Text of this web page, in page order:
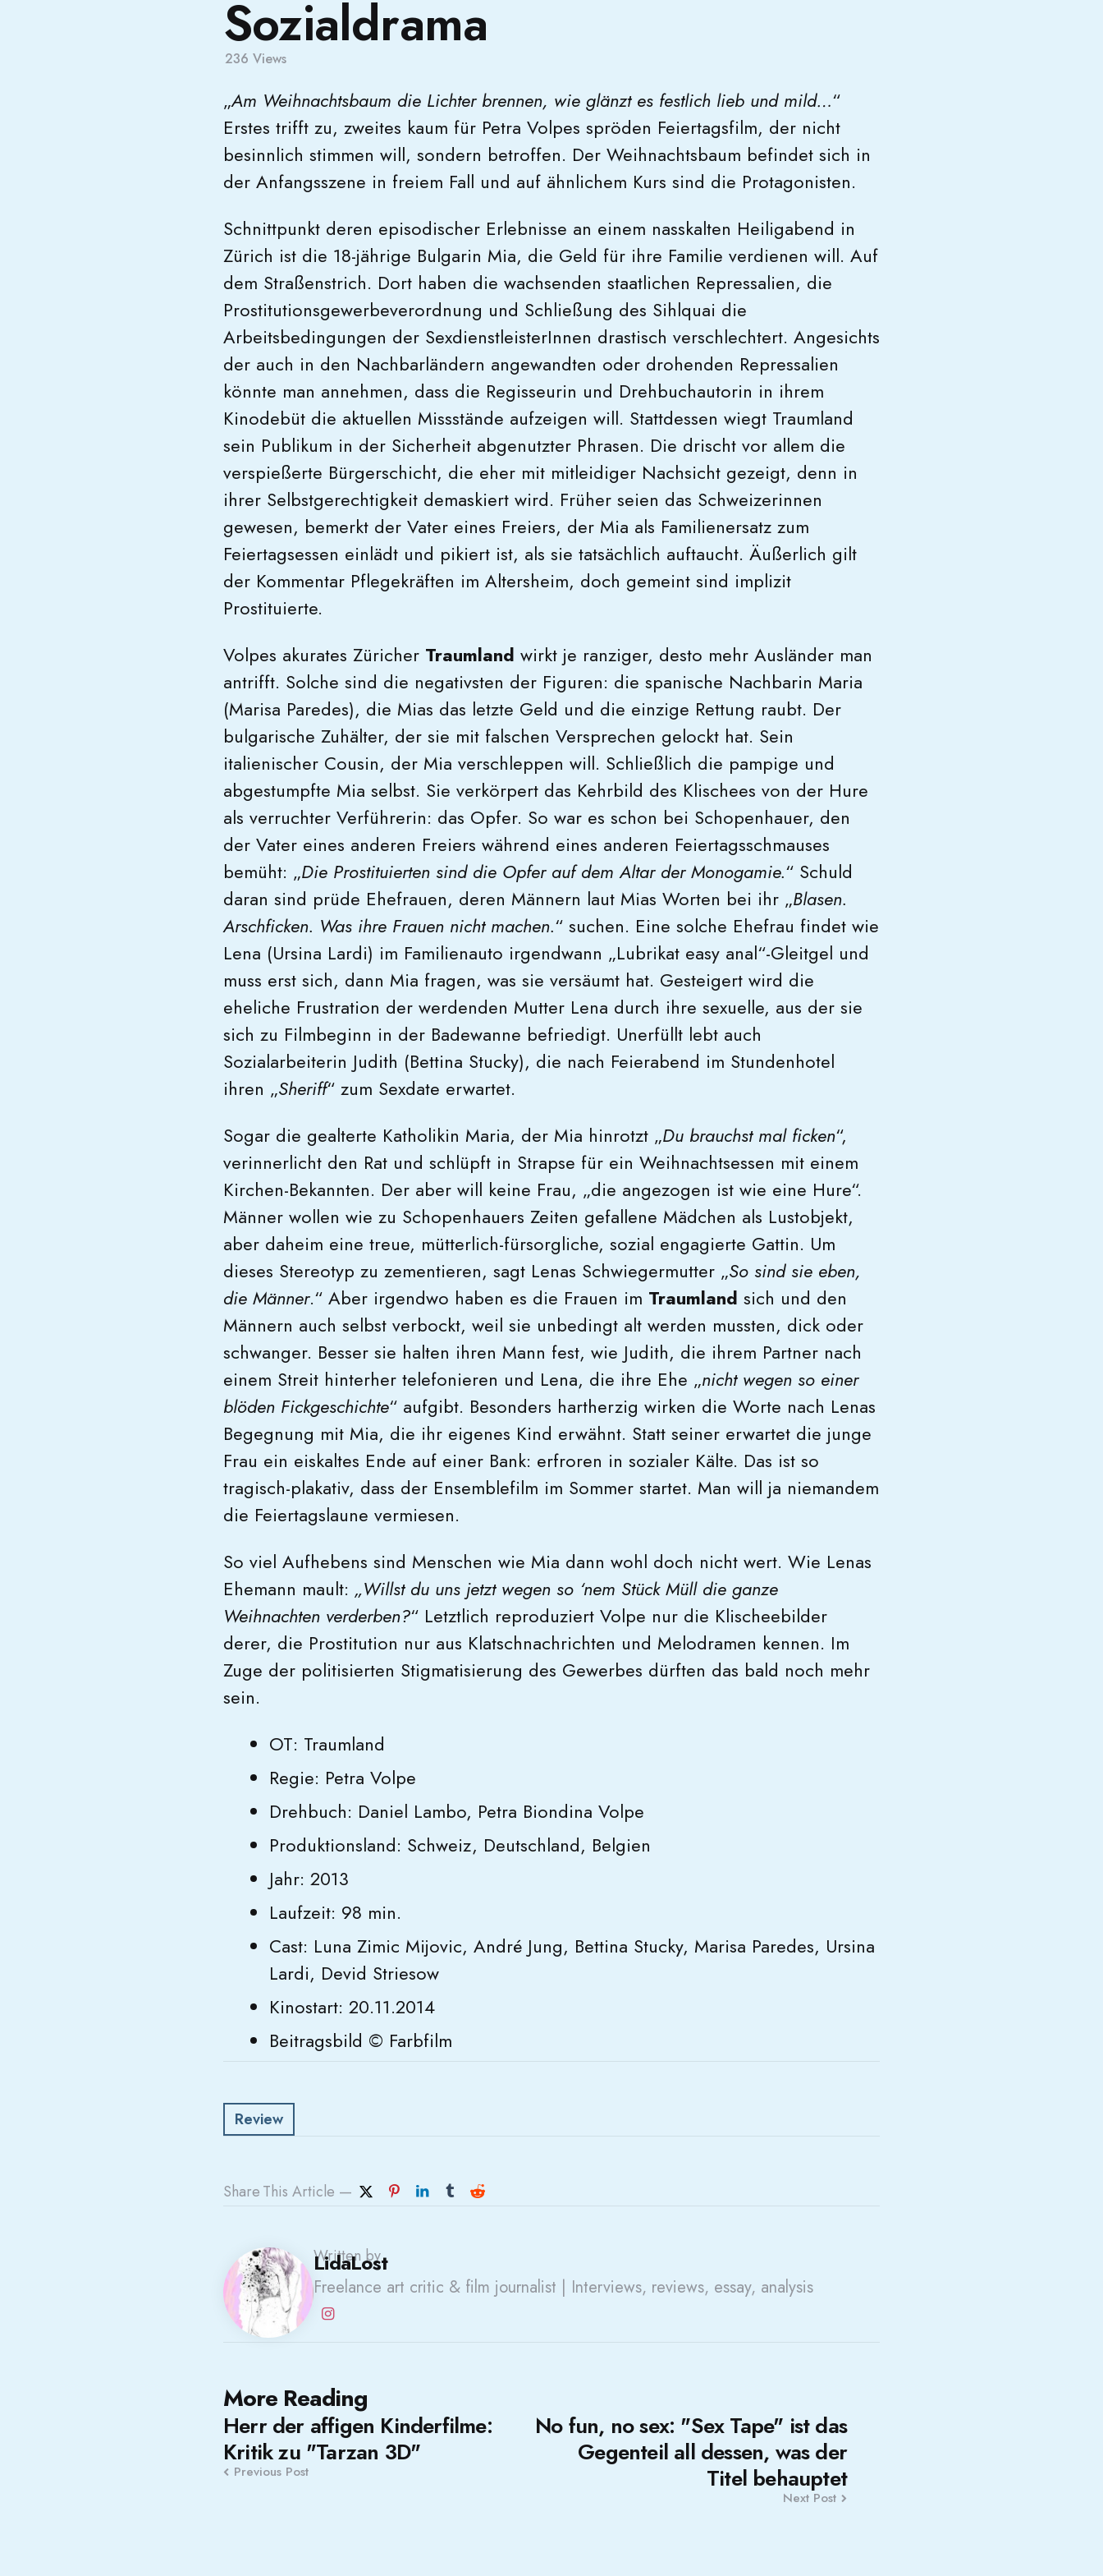
Sozialdrama
236 Views
„Am Weihnachtsbaum die Lichter brennen, wie glänzt es festlich lieb und mild…“
Erstes trifft zu, zweites kaum für Petra Volpes spröden Feiertagsfilm, der nicht
besinnlich stimmen will, sondern betroffen. Der Weihnachtsbaum befindet sich in
der Anfangsszene in freiem Fall und auf ähnlichem Kurs sind die Protagonisten.
Schnittpunkt deren episodischer Erlebnisse an einem nasskalten Heiligabend in
Zürich ist die 18-jährige Bulgarin Mia, die Geld für ihre Familie verdienen will. Auf
dem Straßenstrich. Dort haben die wachsenden staatlichen Repressalien, die
Prostitutionsgewerbeverordnung und Schließung des Sihlquai die
Arbeitsbedingungen der SexdienstleisterInnen drastisch verschlechtert. Angesichts
der auch in den Nachbarländern angewandten oder drohenden Repressalien
könnte man annehmen, dass die Regisseurin und Drehbuchautorin in ihrem
Kinodebüt die aktuellen Missstände aufzeigen will. Stattdessen wiegt Traumland
sein Publikum in der Sicherheit abgenutzter Phrasen. Die drischt vor allem die
verspießerte Bürgerschicht, die eher mit mitleidiger Nachsicht gezeigt, denn in
ihrer Selbstgerechtigkeit demaskiert wird. Früher seien das Schweizerinnen
gewesen, bemerkt der Vater eines Freiers, der Mia als Familienersatz zum
Feiertagsessen einlädt und pikiert ist, als sie tatsächlich auftaucht. Äußerlich gilt
der Kommentar Pflegekräften im Altersheim, doch gemeint sind implizit
Prostituierte.
Volpes akurates Züricher Traumland wirkt je ranziger, desto mehr Ausländer man
antrifft. Solche sind die negativsten der Figuren: die spanische Nachbarin Maria
(Marisa Paredes), die Mias das letzte Geld und die einzige Rettung raubt. Der
bulgarische Zuhälter, der sie mit falschen Versprechen gelockt hat. Sein
italienischer Cousin, der Mia verschleppen will. Schließlich die pampige und
abgestumpfte Mia selbst. Sie verkörpert das Kehrbild des Klischees von der Hure
als verruchter Verführerin: das Opfer. So war es schon bei Schopenhauer, den
der Vater eines anderen Freiers während eines anderen Feiertagsschmauses
bemüht: „Die Prostituierten sind die Opfer auf dem Altar der Monogamie.“ Schuld
daran sind prüde Ehefrauen, deren Männern laut Mias Worten bei ihr „Blasen.
Arschficken. Was ihre Frauen nicht machen.“ suchen. Eine solche Ehefrau findet wie
Lena (Ursina Lardi) im Familienauto irgendwann „Lubrikat easy anal“-Gleitgel und
muss erst sich, dann Mia fragen, was sie versäumt hat. Gesteigert wird die
eheliche Frustration der werdenden Mutter Lena durch ihre sexuelle, aus der sie
sich zu Filmbeginn in der Badewanne befriedigt. Unerfüllt lebt auch
Sozialarbeiterin Judith (Bettina Stucky), die nach Feierabend im Stundenhotel
ihren „Sheriff“ zum Sexdate erwartet.
Sogar die gealterte Katholikin Maria, der Mia hinrotzt „Du brauchst mal ficken“,
verinnerlicht den Rat und schlüpft in Strapse für ein Weihnachtsessen mit einem
Kirchen-Bekannten. Der aber will keine Frau, „die angezogen ist wie eine Hure“.
Männer wollen wie zu Schopenhauers Zeiten gefallene Mädchen als Lustobjekt,
aber daheim eine treue, mütterlich-fürsorgliche, sozial engagierte Gattin. Um
dieses Stereotyp zu zementieren, sagt Lenas Schwiegermutter „So sind sie eben,
die Männer.“ Aber irgendwo haben es die Frauen im Traumland sich und den
Männern auch selbst verbockt, weil sie unbedingt alt werden mussten, dick oder
schwanger. Besser sie halten ihren Mann fest, wie Judith, die ihrem Partner nach
einem Streit hinterher telefonieren und Lena, die ihre Ehe „nicht wegen so einer
blöden Fickgeschichte“ aufgibt. Besonders hartherzig wirken die Worte nach Lenas
Begegnung mit Mia, die ihr eigenes Kind erwähnt. Statt seiner erwartet die junge
Frau ein eiskaltes Ende auf einer Bank: erfroren in sozialer Kälte. Das ist so
tragisch-plakativ, dass der Ensemblefilm im Sommer startet. Man will ja niemandem
die Feiertagslaune vermiesen.
So viel Aufhebens sind Menschen wie Mia dann wohl doch nicht wert. Wie Lenas
Ehemann mault: „Willst du uns jetzt wegen so ‘nem Stück Müll die ganze
Weihnachten verderben?“ Letztlich reproduziert Volpe nur die Klischeebilder
derer, die Prostitution nur aus Klatschnachrichten und Melodramen kennen. Im
Zuge der politisierten Stigmatisierung des Gewerbes dürften das bald noch mehr
sein.
OT: Traumland
Regie: Petra Volpe
Drehbuch: Daniel Lambo, Petra Biondina Volpe
Produktionsland: Schweiz, Deutschland, Belgien
Jahr: 2013
Laufzeit: 98 min.
Cast: Luna Zimic Mijovic, André Jung, Bettina Stucky, Marisa Paredes, Ursina
Lardi, Devid Striesow
Kinostart: 20.11.2014
Beitragsbild © Farbfilm
Review
ShareThis Article
Written by
LidaLost
Freelance art critic & film journalist | Interviews, reviews, essay, analysis
More Reading
Post
navigation
Herr der affigen Kinderfilme:
Kritik zu "Tarzan 3D"
Previous Post
No fun, no sex: "Sex Tape" ist das
Gegenteil all dessen, was der
Titel behauptet
Next Post